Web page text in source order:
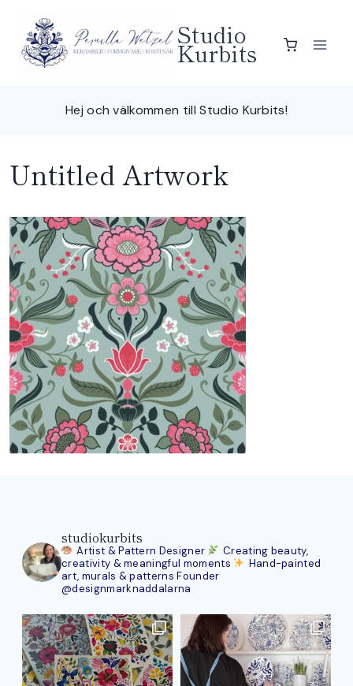
content
Studio
Kurbits
Hej och välkommen till Studio Kurbits!
Untitled Artwork
studiokurbits
Artist & Pattern Designer
Creating beauty,
creativity & meaningful moments
Hand-painted
art, murals & patterns Founder
@designmarknaddalarna